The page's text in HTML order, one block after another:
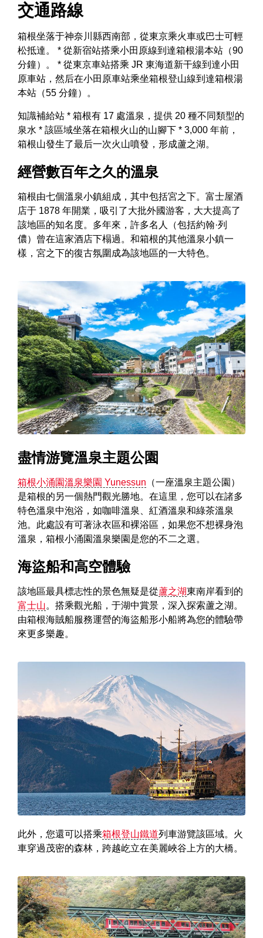
交通路線
箱根坐落于神奈川縣西南部，從東京乘火車或巴士可輕
松抵達。 * 從新宿站搭乘小田原線到達箱根湯本站（90
分鐘）。 * 從東京車站搭乘 JR 東海道新干線到達小田
原車站，然后在小田原車站乘坐箱根登山線到達箱根湯
本站（55 分鐘）。
知識補給站 * 箱根有 17 處溫泉，提供 20 種不同類型的
泉水 * 該區域坐落在箱根火山的山腳下 * 3,000 年前，
箱根山發生了最后一次火山噴發，形成蘆之湖。
經營數百年之久的溫泉
箱根由七個溫泉小鎮組成，其中包括宮之下。富士屋酒
店于 1878 年開業，吸引了大批外國游客，大大提高了
該地區的知名度。多年來，許多名人（包括約翰·列
儂）曾在這家酒店下榻過。和箱根的其他溫泉小鎮一
樣，宮之下的復古氛圍成為該地區的一大特色。
盡情游覽溫泉主題公園
箱根小涌園溫泉樂園 Yunessun （一座溫泉主題公園）
是箱根的另一個熱門觀光勝地。在這里，您可以在諸多
特色溫泉中泡浴，如咖啡溫泉、紅酒溫泉和綠茶溫泉
池。此處設有可著泳衣區和裸浴區，如果您不想裸身泡
溫泉，箱根小涌園溫泉樂園是您的不二之選。
海盜船和高空體驗
該地區最具標志性的景色無疑是從蘆之湖東南岸看到的
富士山。搭乘觀光船，于湖中賞景，深入探索蘆之湖。
由箱根海賊船服務運營的海盜船形小船將為您的體驗帶
來更多樂趣。
此外，您還可以搭乘箱根登山鐵道列車游覽該區域。火
車穿過茂密的森林，跨越屹立在美麗峽谷上方的大橋。